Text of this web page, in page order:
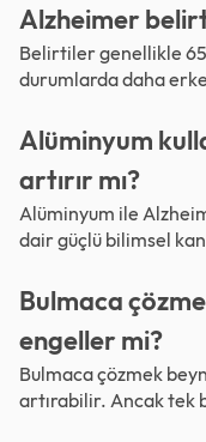
Alzheimer
Belirtiler genellikle 65
durumlarda daha
Alüminyum
artırır mı?
Alüminyum ile
dair güçlü bilimsel
Bulmaca
engeller mi?
Bulmaca çözmek
artırabilir. Ancak tek